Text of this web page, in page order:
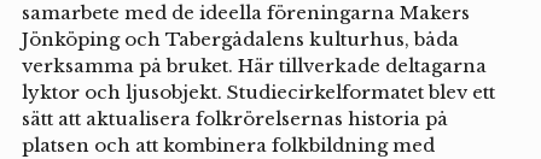
samarbete med de ideella föreningarna Makers
Jönköping och Tabergådalens kulturhus, båda
verksamma på bruket. Här tillverkade deltagarna
lyktor och ljusobjekt. Studiecirkelformatet blev ett
sätt att aktualisera folkrörelsernas historia på
platsen och att kombinera folkbildning med